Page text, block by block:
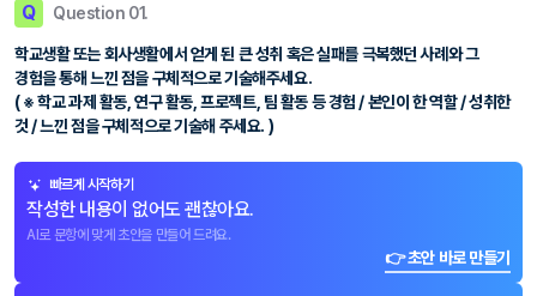
Q Question 01.
학교생활 또는 회사생활에서 얻게 된 큰 성취 혹은 실패를 극복했던 사례와 그
경험을 통해 느낀 점을 구체적으로 기술해주세요.
( ※ 학교 과제 활동, 연구 활동, 프로젝트, 팀 활동 등 경험 / 본인이 한 역할 / 성취한
것 / 느낀 점을 구체적으로 기술해 주세요. )
빠르게 시작하기
작성한 내용이 없어도 괜찮아요.
AI로 문항에 맞게 초안을 만들어 드려요.
👉 초안 바로 만들기